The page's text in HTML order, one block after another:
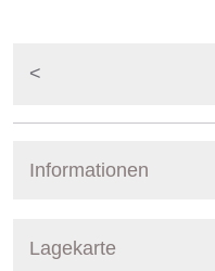
Informationen
Lagekarte